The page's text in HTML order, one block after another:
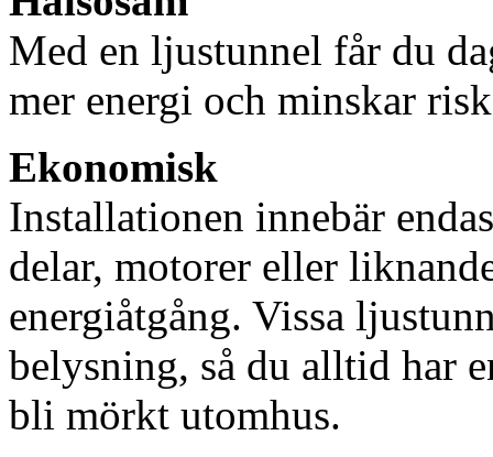
Med en ljustunnel får du
mer energi och minskar
Ekonomisk
Installationen innebär
delar, motorer eller
energiåtgång. Vissa
belysning, så du alltid har
bli mörkt utomhus.